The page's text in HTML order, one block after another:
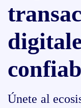
Únete al